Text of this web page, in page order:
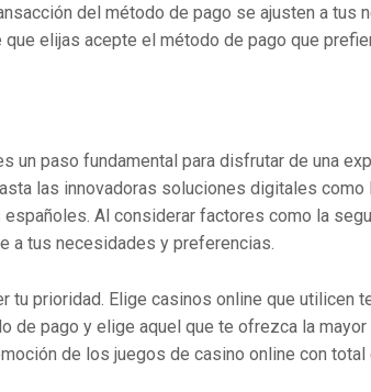
del método de pago se ajusten a tus
elijas acepte el método de pago que
un paso fundamental para disfrutar de una
las innovadoras soluciones digitales
Al considerar factores como la
a tus necesidades y preferencias.
tu prioridad. Elige casinos online que
pago y elige aquel que te ofrezca la
de los juegos de casino online con total